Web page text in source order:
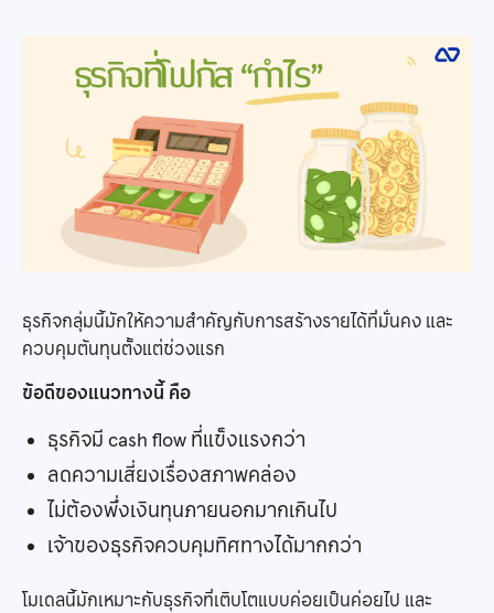
ธุรกิจกลุ่มนี้มักให้ความสำคัญกับการสร้างรายได้ที่มั่นคง และ
ควบคุมต้นทุนตั้งแต่ช่วงแรก
ข้อดีของแนวทางนี้ คือ
ธุรกิจมี cash flow ที่แข็งแรงกว่า
ลดความเสี่ยงเรื่องสภาพคล่อง
ไม่ต้องพึ่งเงินทุนภายนอกมากเกินไป
เจ้าของธุรกิจควบคุมทิศทางได้มากกว่า
โมเดลนี้มักเหมาะกับธุรกิจที่เติบโตแบบค่อยเป็นค่อยไป และ